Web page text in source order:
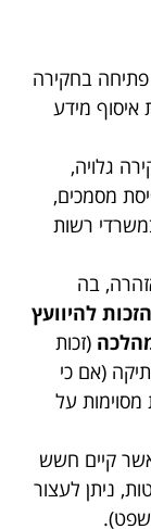
פתיחה בחקירה
איסוף מידע
גלויה,
מסמכים,
רשות
בה
הזכות להיוועץ
(זכות
(אם כי
מסוימות על
קיים חשש
ניתן לעצור